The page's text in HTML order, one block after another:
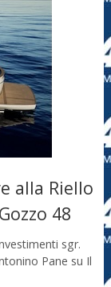
alla Riello
48
sgr.
Pane su Il